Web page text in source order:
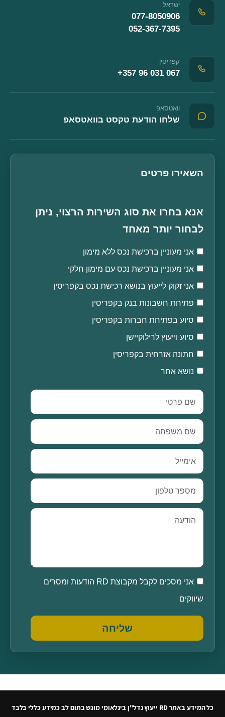
ישראל
077-8050906
052-367-7395
קפריסין
+357 96 031 067
וואטסאפ
שלחו הודעת טקסט בוואטסאפ
השאירו פרטים
אנא בחרו את סוג השירות הרצוי, ניתן
לבחור יותר מאחד
אני מעוניין ברכישת נכס ללא מימון
אני מעוניין ברכישת נכס עם מימון חלקי
אני זקוק לייעוץ בנושא רכישת נכס בקפריסין
פתיחת חשבונות בנק בקפריסין
סיוע בפתיחת חברות בקפריסין
סיוע וייעוץ לרילוקיישן
חתונה אזרחית בקפריסין
נושא אחר
אני מסכים לקבל מקבוצת RD הודעות ומסרים
שיווקים
שליחה
כל המידע באתר RD ייעוץ נדל"ן בינלאומי מוגש בתום לב כמידע כללי בלבד